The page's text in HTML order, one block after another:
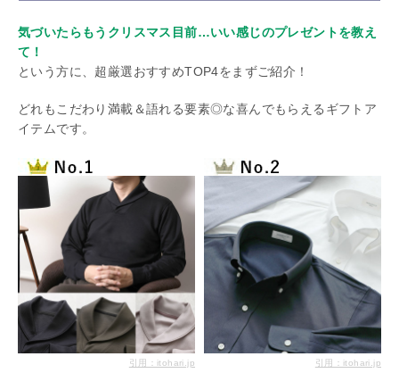
気づいたらもうクリスマス目前…いい感じのプレゼントを教え
て！
という方に、超厳選おすすめTOP4をまずご紹介！
どれもこだわり満載＆語れる要素◎な喜んでもらえるギフトア
イテムです。
引用：itohari.jp 引用：itohari.jp